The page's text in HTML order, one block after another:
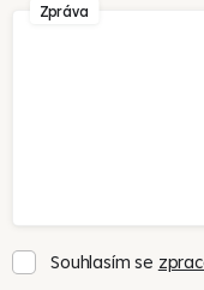
Zpráva
Souhlasím se